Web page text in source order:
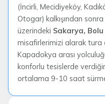
(İncirli, Mecidiyeköy,
Otogar) kalkışından
üzerindeki Sakarya,
misafirlerimizi alarak
Kapadokya arası
konforlu tesislerde
ortalama 9-10 saat